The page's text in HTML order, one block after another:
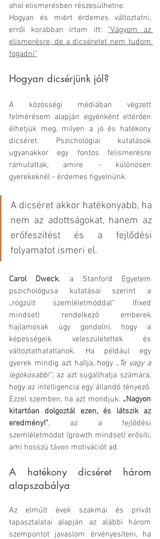
ahol elismerésben részesülhetne.
Hogyan és miért érdemes változtatni,
erről korábban írtam itt: "Vágyom az
elismerésre, de a dicséretet nem tudom
fogadni"
Hogyan dicsérjünk jól?
A közösségi médiában végzett
felmérésem alapján egyénként eltérően
élhetjük meg, milyen a jó és hatékony
dicséret. Pszichológiai kutatások
ugyanakkor egy fontos felismerésre
rámutattak, amire - különösen
gyerekeknél - érdemes figyelnünk.
A dicséret akkor hatékonyabb, ha
nem az adottságokat, hanem az
erőfeszítést és a fejlődési
folyamatot ismeri el.
Carol Dweck, a Stanford Egyetem
pszichológusa kutatásai szerint a
„rögzült szemléletmóddal” (fixed
mindset) rendelkező emberek
hajlamosak úgy gondolni, hogy a
képességeik veleszületettek és
változtathatatlanok. Ha például egy
gyerek mindig azt hallja, hogy „Te vagy a
legokosabb!”, az azt sugallhatja számára,
hogy az intelligencia egy állandó tényező.
Ezzel szemben, ha azt mondjuk: „Nagyon
kitartóan dolgoztál ezen, és látszik az
eredmény!”, az a fejlődési
szemléletmódot (growth mindset) erősíti,
ami hosszú távon motivációt ad.
A hatékony dicséret három
alapszabálya
Az elmúlt évek szakmai és privát
tapasztalatai alapján az alábbi három
szempontot javaslom érvényesíteni, ha